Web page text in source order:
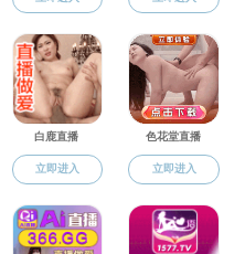
浙江科技学院毕业
下一篇： 浙江省普通高校毕业生